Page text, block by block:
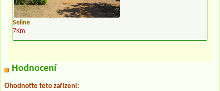
Seline
7Km
Hodnocení
Ohodnoťte teto zařízení: